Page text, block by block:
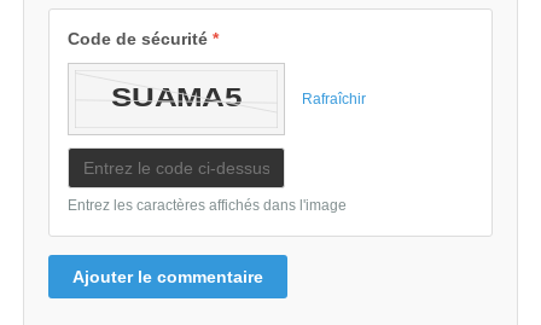
Code de sécurité*
Rafraîchir
Entrez les caractères affichés dans l'image
Ajouter le commentaire